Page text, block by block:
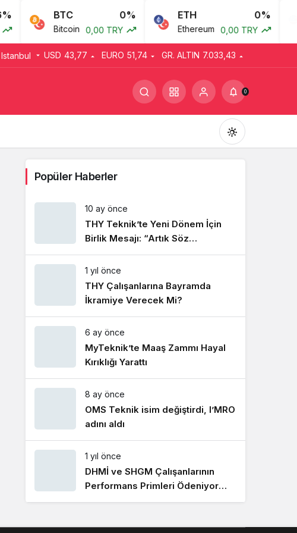
BTC 0%
Bitcoin 0,00 TRY
ETH 0%
Ethereum 0,00 TRY
Istanbul USD 43,77 EURO 51,74 GR. ALTIN 7.033,43
0
Gündüz Modu
Gündüz modunu seçin.
Gece Modu
Gece modunu seçin.
Sistem modunu seçin.
Popüler Haberler
10 ay önce
THY Teknik’te Yeni Dönem İçin
Birlik Mesajı: “Artık Söz
Emekçinin”
1 yıl önce
THY Çalışanlarına Bayramda
İkramiye Verecek Mi?
6 ay önce
MyTeknik’te Maaş Zammı Hayal
Kırıklığı Yarattı
8 ay önce
OMS Teknik isim değiştirdi, I’MRO
adını aldı
1 yıl önce
DHMİ ve SHGM Çalışanlarının
Performans Primleri Ödeniyor
Mu?